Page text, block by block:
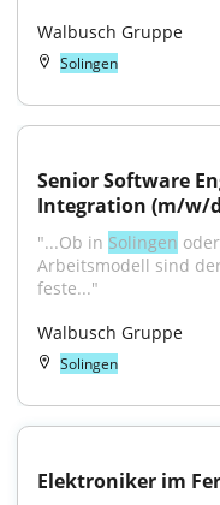
Walbusch Gruppe
Solingen
Senior Software
Integration (m/w/
"...Ob in Solingen
Arbeitsmodell sind
feste..."
Walbusch Gruppe
Solingen
Elektroniker im